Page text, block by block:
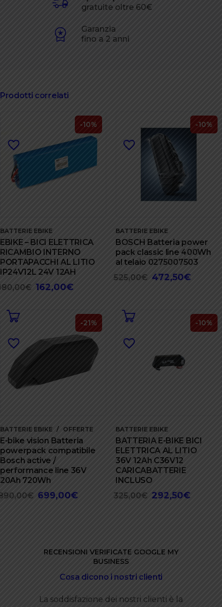
gratuite oltre 60€
Garanzia
fino a 2 anni
Prodotti correlati
-10%
BATTERIE EBIKE
EBIKE – BICI ELETTRICA
RICAMBIO INTERNO
PORTAPACCHI AL LITIO
IP24V12L 24V 12AH
€ Il
180,00€.
162,00€
162,00€.
-10%
BATTERIE EBIKE
BOSCH Batteria power
pack classic line 400Wh
al telaio 0275007503
525,00€ Il
472,50€Il
è:
472,50€.
-21%
BATTERIE EBIKE OFFERTE
E-bike vision Batteria
powerpack compatibile
Bosch active /
performance line 36V
20Ah 720Wh
€ Il
699,00€
-10%
BATTERIE EBIKE
BATTERIA E-BIKE BICI
ELETTRICA AL LITIO
36V 12Ah C36V12
CARICABATTERIE
INCLUSO
325,00€ Il
292,50€Il
RECENSIONI VERIFICATE GOOGLE MY
BUSINESS
Cosa dicono i nostri clienti
La soddisfazione dei nostri clienti è la